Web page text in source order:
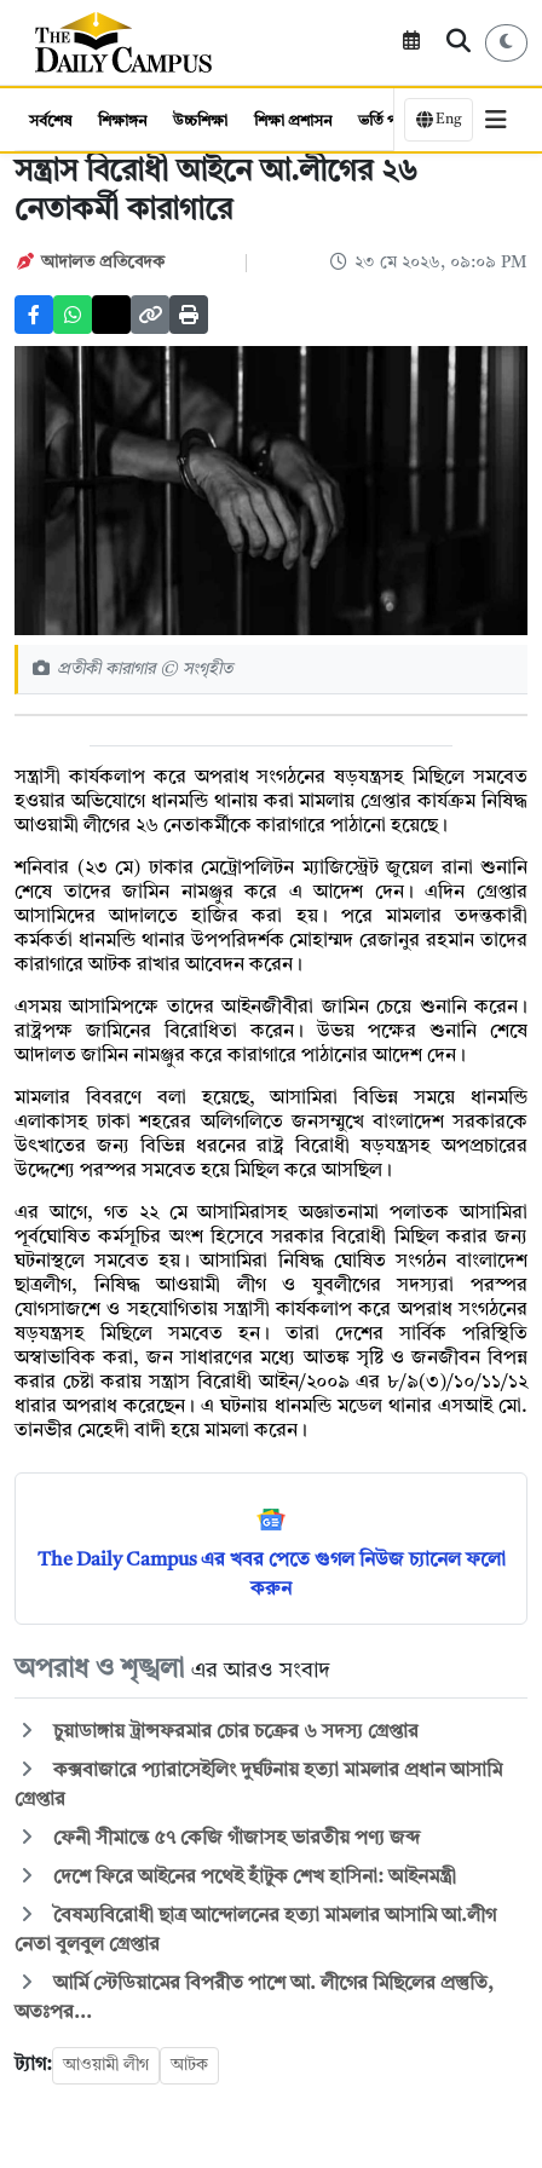
সর্বশেষ শিক্ষাঙ্গন উচ্চশিক্ষা শিক্ষা প্রশাসন ভর্তি পরীক্ষা কর্মসংস্থান
Eng
সন্ত্রাস বিরোধী আইনে আ.লীগের ২৬
নেতাকর্মী কারাগারে
আদালত প্রতিবেদক ২৩ মে ২০২৬, ০৯:০৯ PM
প্রতীকী কারাগার © সংগৃহীত
সন্ত্রাসী কার্যকলাপ করে অপরাধ সংগঠনের ষড়যন্ত্রসহ মিছিলে সমবেত
হওয়ার অভিযোগে ধানমন্ডি থানায় করা মামলায় গ্রেপ্তার কার্যক্রম নিষিদ্ধ
আওয়ামী লীগের ২৬ নেতাকর্মীকে কারাগারে পাঠানো হয়েছে।
শনিবার (২৩ মে) ঢাকার মেট্রোপলিটন ম্যাজিস্ট্রেট জুয়েল রানা শুনানি
শেষে তাদের জামিন নামঞ্জুর করে এ আদেশ দেন। এদিন গ্রেপ্তার
আসামিদের আদালতে হাজির করা হয়। পরে মামলার তদন্তকারী
কর্মকর্তা ধানমন্ডি থানার উপপরিদর্শক মোহাম্মদ রেজানুর রহমান তাদের
কারাগারে আটক রাখার আবেদন করেন।
এসময় আসামিপক্ষে তাদের আইনজীবীরা জামিন চেয়ে শুনানি করেন।
রাষ্ট্রপক্ষ জামিনের বিরোধিতা করেন। উভয় পক্ষের শুনানি শেষে
আদালত জামিন নামঞ্জুর করে কারাগারে পাঠানোর আদেশ দেন।
মামলার বিবরণে বলা হয়েছে, আসামিরা বিভিন্ন সময়ে ধানমন্ডি
এলাকাসহ ঢাকা শহরের অলিগলিতে জনসম্মুখে বাংলাদেশ সরকারকে
উৎখাতের জন্য বিভিন্ন ধরনের রাষ্ট্র বিরোধী ষড়যন্ত্রসহ অপপ্রচারের
উদ্দেশ্যে পরস্পর সমবেত হয়ে মিছিল করে আসছিল।
এর আগে, গত ২২ মে আসামিরাসহ অজ্ঞাতনামা পলাতক আসামিরা
পূর্বঘোষিত কর্মসূচির অংশ হিসেবে সরকার বিরোধী মিছিল করার জন্য
ঘটনাস্থলে সমবেত হয়। আসামিরা নিষিদ্ধ ঘোষিত সংগঠন বাংলাদেশ
ছাত্রলীগ, নিষিদ্ধ আওয়ামী লীগ ও যুবলীগের সদস্যরা পরস্পর
যোগসাজশে ও সহযোগিতায় সন্ত্রাসী কার্যকলাপ করে অপরাধ সংগঠনের
ষড়যন্ত্রসহ মিছিলে সমবেত হন। তারা দেশের সার্বিক পরিস্থিতি
অস্বাভাবিক করা, জন সাধারণের মধ্যে আতঙ্ক সৃষ্টি ও জনজীবন বিপন্ন
করার চেষ্টা করায় সন্ত্রাস বিরোধী আইন/২০০৯ এর ৮/৯(৩)/১০/১১/১২
ধারার অপরাধ করেছেন। এ ঘটনায় ধানমন্ডি মডেল থানার এসআই মো.
তানভীর মেহেদী বাদী হয়ে মামলা করেন।
The Daily Campus এর খবর পেতে গুগল নিউজ চ্যানেল ফলো
করুন
অপরাধ ও শৃঙ্খলা এর আরও সংবাদ
চুয়াডাঙ্গায় ট্রান্সফরমার চোর চক্রের ৬ সদস্য গ্রেপ্তার
কক্সবাজারে প্যারাসেইলিং দুর্ঘটনায় হত্যা মামলার প্রধান আসামি
গ্রেপ্তার
ফেনী সীমান্তে ৫৭ কেজি গাঁজাসহ ভারতীয় পণ্য জব্দ
দেশে ফিরে আইনের পথেই হাঁটুক শেখ হাসিনা: আইনমন্ত্রী
বৈষম্যবিরোধী ছাত্র আন্দোলনের হত্যা মামলার আসামি আ.লীগ
নেতা বুলবুল গ্রেপ্তার
আর্মি স্টেডিয়ামের বিপরীত পাশে আ. লীগের মিছিলের প্রস্তুতি,
অতঃপর...
ট্যাগ: আওয়ামী লীগ আটক